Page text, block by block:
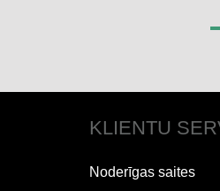
KLIENTU
Noderīgas saites